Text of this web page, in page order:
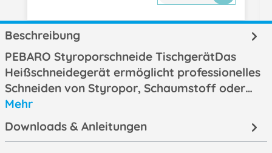
Beschreibung
PEBARO Styroporschneide TischgerätDas
Heißschneidegerät ermöglicht professionelles
Schneiden von Styropor, Schaumstoff oder…
Mehr
Downloads & Anleitungen